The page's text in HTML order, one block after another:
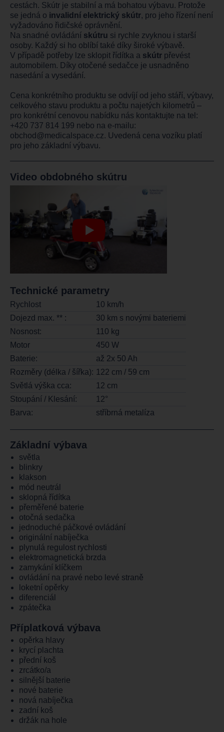
cestách. Skútr je stabilní a má bohatou výbavu. Protože
se jedná o invalidní elektrický skútr, pro jeho řízení není
vyžadováno řidičské oprávnění.
Na snadné ovládání skútru si rychle zvyknou i starší
osoby. Každý si ho oblíbí také díky široké výbavě.
V případě potřeby lze sklopit řídítka a skútr převést
automobilem. Díky otočené sedačce je usnadněno
nasedání a vysedání.
Cena konkrétního produktu se odvíjí od jeho stáří, výbavy,
celkového stavu produktu a počtu najetých kilometrů –
pro konkrétní cenovou nabídku nás kontaktujte na tel:
+420 737 814 199 nebo na e-mailu:
obchod@medicalspace.cz. Uvedená cena vozíku platí
pro jeho základní výbavu.
Technické parametry
Rychlost
10 km/h
Dojezd max. ** :
30 km s novými bateriemi
Nosnost:
110 kg
Motor
450 W
Baterie:
až 2x 50 Ah
Rozměry (délka / šířka): 122 cm / 59 cm
Světlá výška cca:
12 cm
Stoupání / Klesání:
12°
Barva:
stříbrná metalíza
Video obdobného skútru
Základní výbava
světla
blinkry
klakson
mód neutrál
sklopná řídítka
přeměřené baterie
otočná sedačka
jednoduché páčkové ovládání
originální nabíječka
plynulá regulost rychlosti
elektromagnetická brzda
zamykání klíčkem
ovládání na pravé nebo levé straně
loketní opěrky
diferenciál
zpátečka
Příplatková výbava
opěrka hlavy
krycí plachta
přední koš
zrcátko/a
silnější baterie
nové baterie
nová nabíječka
zadní koš
držák na hole